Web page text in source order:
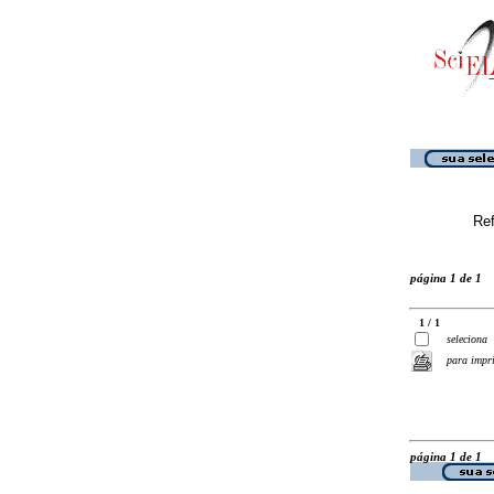
página 1 de 1
1 / 1
seleciona
para
página 1 de 1